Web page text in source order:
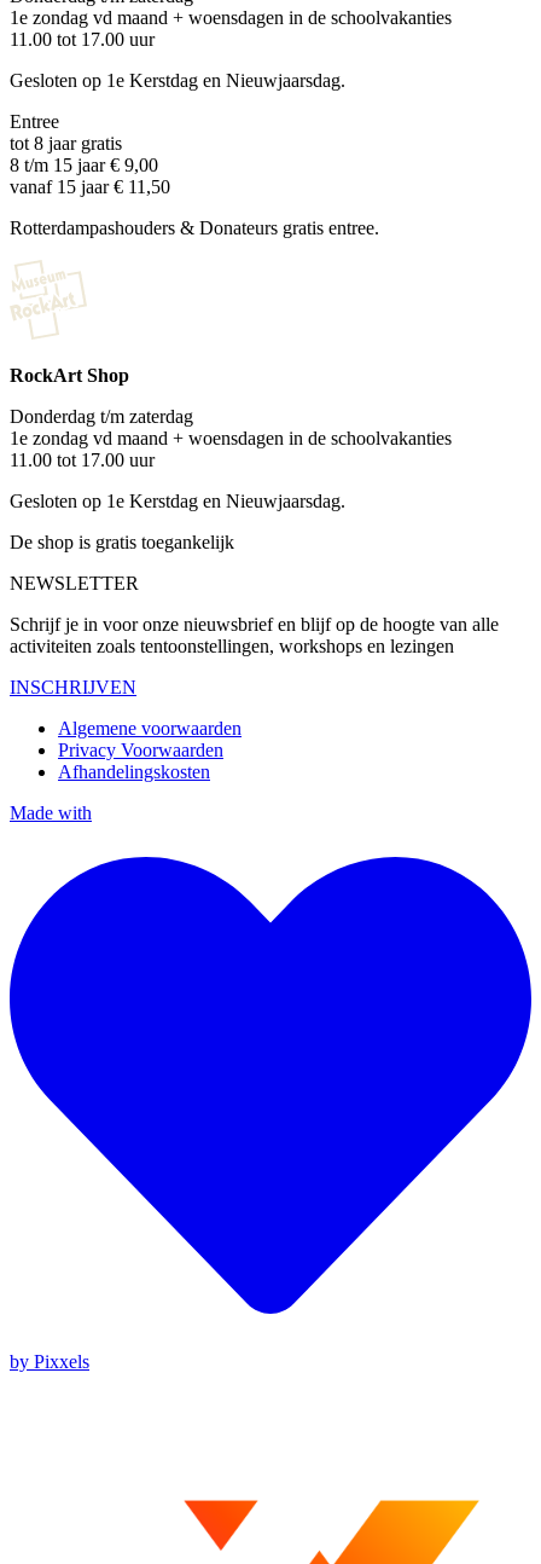
1e zondag vd maand + woensdagen in de schoolvakanties
11.00 tot 17.00 uur
Gesloten op 1e Kerstdag en Nieuwjaarsdag.
Entree
tot 8 jaar gratis
8 t/m 15 jaar € 9,00
vanaf 15 jaar € 11,50
Rotterdampashouders & Donateurs gratis entree.
RockArt Shop
Donderdag t/m zaterdag
1e zondag vd maand + woensdagen in de schoolvakanties
11.00 tot 17.00 uur
Gesloten op 1e Kerstdag en Nieuwjaarsdag.
De shop is gratis toegankelijk
NEWSLETTER
Schrijf je in voor onze nieuwsbrief en blijf op de hoogte van alle
activiteiten zoals tentoonstellingen, workshops en lezingen
INSCHRIJVEN
Algemene voorwaarden
Privacy Voorwaarden
Afhandelingskosten
Made with
by Pixxels